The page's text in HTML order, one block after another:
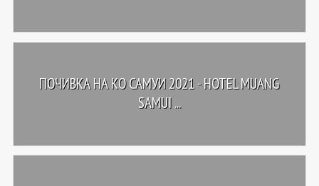
ПОЧИВКА НА КО САМУИ 2021 - HOTEL MUANG
SAMUI ...